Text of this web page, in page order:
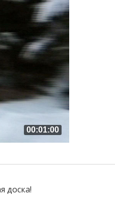
00:01:00
доска!